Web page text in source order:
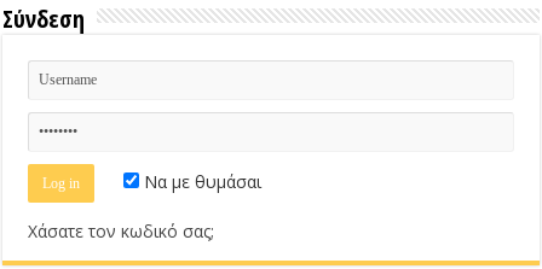
Σύνδεση
Να με θυμάσαι
Χάσατε τον κωδικό σας;